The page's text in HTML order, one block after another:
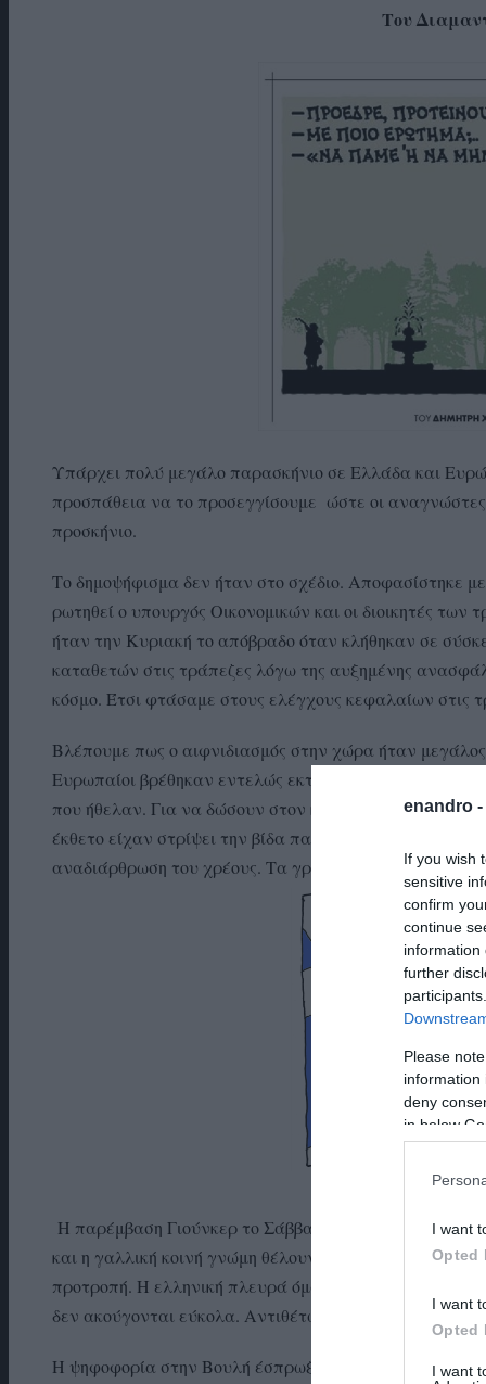
enandro -
If you wish
sensitive
confirm
continue
information
further
Please
information
deny
in below
I want
Opted
I want
Opted
I want
Του
Υπάρχει πολύ μεγάλο παρασκήνιο σε Ελλάδα και
προσπάθεια να το προσεγγίσουμε ώστε οι
προσκήνιο.
Το δημοψήφισμα δεν ήταν στο σχέδιο. Αποφασίστηκε
ρωτηθεί ο υπουργός Οικονομικών και οι διοικητές
ήταν την Κυριακή το απόβραδο όταν κλήθηκαν σε
καταθετών στις τράπεζες λόγω της αυξημένης
κόσμο. Έτσι φτάσαμε στους ελέγχους κεφαλαίων στις
Βλέπουμε πως ο αιφνιδιασμός στην χώρα ήταν
Ευρωπαίοι βρέθηκαν εντελώς εκτός των
που ήθελαν. Για να δώσουν στον κ. Τσίπρα να
έκθετο είχαν στρίψει την βίδα παραπάνω στις
αναδιάρθρωση του χρέους. Τα γράφει όλα αυτά και ο
Η παρέμβαση Γιούνκερ το Σάββατο το πρωί ήταν μια
και η γαλλική κοινή γνώμη θέλουν την Ελλάδα στο
προτροπή. Η ελληνική πλευρά όμως είχε ήδη μπει σε
δεν ακούγονται εύκολα. Αντιθέτως η ένταση κάνει τα
Η ψηφοφορία στην Βουλή έσπρωξε τα πράγματα σε